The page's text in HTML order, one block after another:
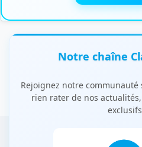
Notre chaîne
Rejoignez notre
rien rater de nos